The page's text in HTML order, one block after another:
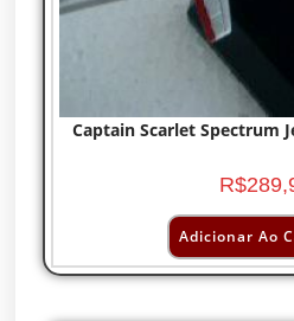
Captain Scarlet Spectrum
R$
Adicionar Ao